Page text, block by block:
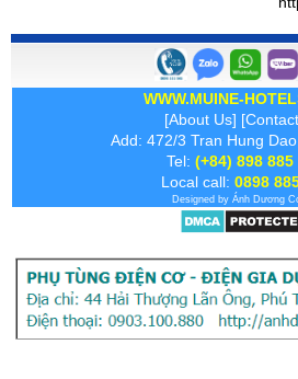
WWW.MUINE-
[About Us] [
Add: 472/3 Tran Hung
Tel: (+84) 898 885
Local call: 0898
Designed by Ánh Dương